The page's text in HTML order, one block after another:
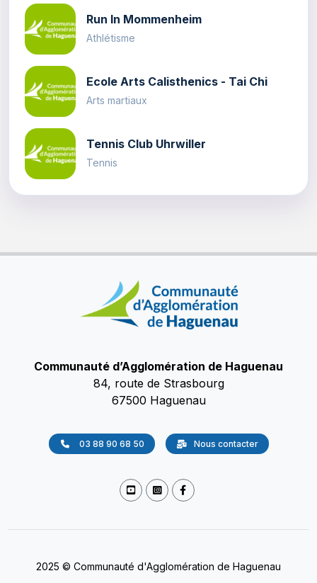
Run In Mommenheim
Athlétisme
Ecole Arts Calisthenics - Tai Chi
Arts martiaux
Tennis Club Uhrwiller
Tennis
Communauté d’Agglomération de Haguenau
84, route de Strasbourg
67500 Haguenau
03 88 90 68 50 Nous contacter
2025 © Communauté d'Agglomération de Haguenau